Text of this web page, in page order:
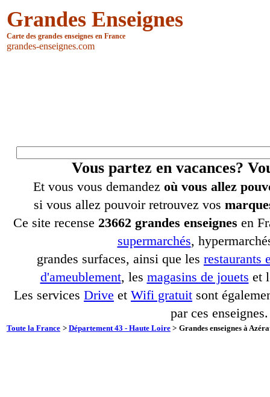
Grandes Enseignes
Carte des grandes enseignes en France
grandes-enseignes.com
Vous partez en vacances?
Et vous vous demandez où vous allez
si vous allez pouvoir retrouvez vos
Ce site recense 23662 grandes enseignes en
supermarchés,
grandes surfaces, ainsi que les restaurants
d'ameublement, les magasins de jouets et
Les services Drive et Wifi gratuit sont
par ces enseignes.
Toute la France > Département 43 - Haute Loire > Grandes enseignes à